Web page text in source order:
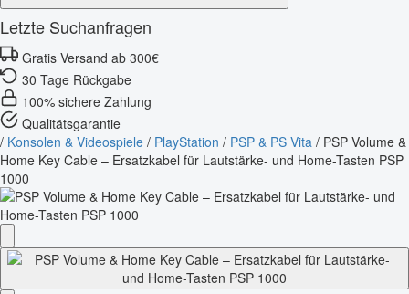
Letzte Suchanfragen
Gratis Versand ab 300€
30 Tage Rückgabe
100% sichere Zahlung
Qualitätsgarantie
/ Konsolen & Videospiele / PlayStation / PSP & PS Vita / PSP Volume &
Home Key Cable – Ersatzkabel für Lautstärke- und Home-Tasten PSP
1000